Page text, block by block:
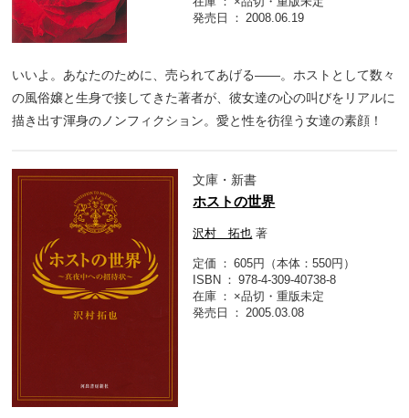
発売日
2008.06.19
いいよ。あなたのために、売られてあげる――。ホストとして数々
の風俗嬢と生身で接してきた著者が、彼女達の心の叫びをリアルに
描き出す渾身のノンフィクション。愛と性を彷徨う女達の素顔！
文庫・新書
ホストの世界
沢村 拓也 著
定価
605円（本体：550円）
ISBN
978-4-309-40738-8
在庫
×品切・重版未定
発売日
2005.03.08